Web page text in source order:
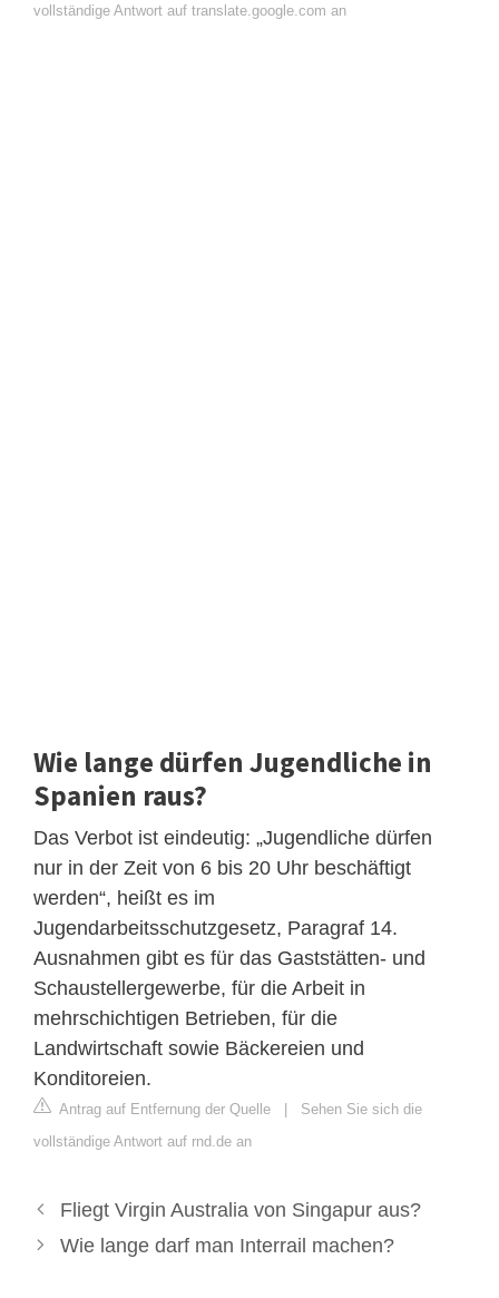
vollständige Antwort auf translate.google.com an
Wie lange dürfen Jugendliche in
Spanien raus?
Das Verbot ist eindeutig: „Jugendliche dürfen
nur in der Zeit von 6 bis 20 Uhr beschäftigt
werden“, heißt es im
Jugendarbeitsschutzgesetz, Paragraf 14.
Ausnahmen gibt es für das Gaststätten- und
Schaustellergewerbe, für die Arbeit in
mehrschichtigen Betrieben, für die
Landwirtschaft sowie Bäckereien und
Konditoreien.
Antrag auf Entfernung der Quelle | Sehen Sie sich die
vollständige Antwort auf rnd.de an
Fliegt Virgin Australia von Singapur aus?
Wie lange darf man Interrail machen?